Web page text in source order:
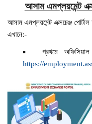
আসাম এমপ্লয়মেন্ট
আসাম এমপ্লয়মেন্ট এক্সচেঞ্জ
এখানে:-
প্রথমে
https://